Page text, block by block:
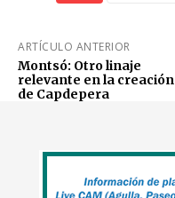
ARTÍCULO ANTERIOR
Montsó: Otro linaje
relevante en la creación
de Capdepera